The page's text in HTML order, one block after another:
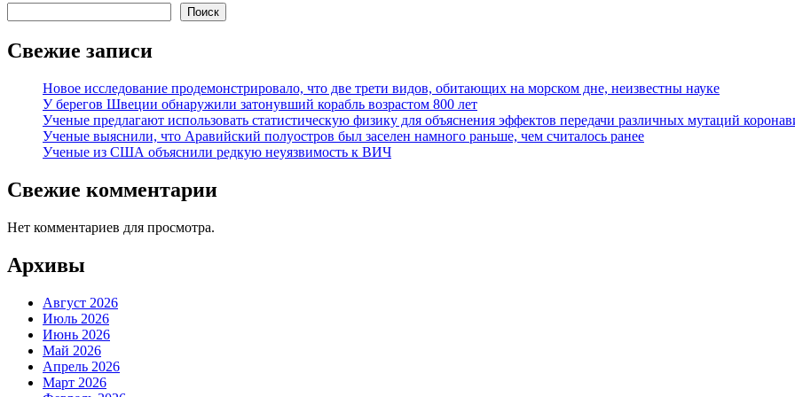
Поиск
Свежие записи
Новое исследование продемонстрировало, что две трети видов, обитающих на морском дне, неизвестны науке
У берегов Швеции обнаружили затонувший корабль возрастом 800 лет
Ученые предлагают использовать статистическую физику для объяснения эффектов передачи различных мутаций
Ученые выяснили, что Аравийский полуостров был заселен намного раньше, чем считалось ранее
Ученые из США объяснили редкую неуязвимость к ВИЧ
Свежие комментарии
Нет комментариев для просмотра.
Архивы
Август 2026
Июль 2026
Июнь 2026
Май 2026
Апрель 2026
Март 2026